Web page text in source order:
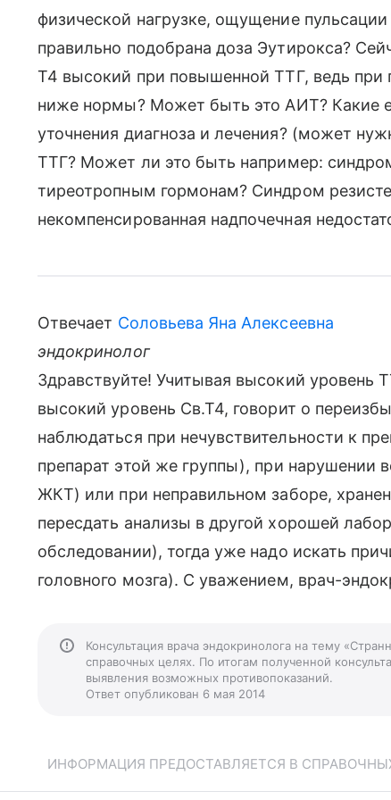
физической нагрузке, ощущение
правильно подобрана доза Эутирокса?
Т4 высокий при повышенной ТТГ, ведь при
ниже нормы? Может быть это АИТ? Какие
уточнения диагноза и лечения? (может
ТТГ? Может ли это быть например:
тиреотропным гормонам? Синдром
некомпенсированная надпочечная
Отвечает Соловьева Яна Алексеевна
эндокринолог
Здравствуйте! Учитывая высокий уровень
высокий уровень Св.Т4, говорит о
наблюдаться при нечувствительности к
препарат этой же группы), при нарушении
ЖКТ) или при неправильном заборе,
пересдать анализы в другой хорошей
обследовании), тогда уже надо искать
головного мозга). С уважением, врач-
Консультация врача эндокринолога на тему
справочных целях. По итогам полученной
выявления возможных противопоказаний.
Ответ опубликован 6 мая 2014
ИНФОРМАЦИЯ ПРЕДОСТАВЛЯЕТСЯ В